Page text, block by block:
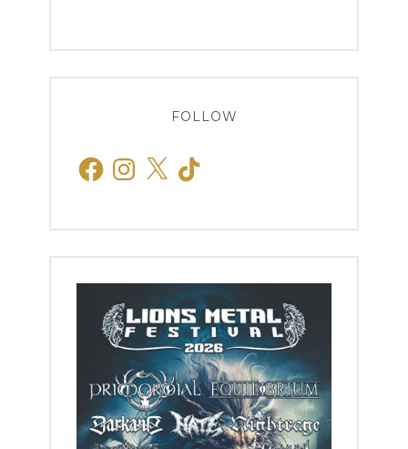
FOLLOW
FacebookInstagram
X TikTok